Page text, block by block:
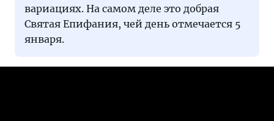
вариациях. На самом деле это добрая
Святая Епифания, чей день отмечается 5
января.